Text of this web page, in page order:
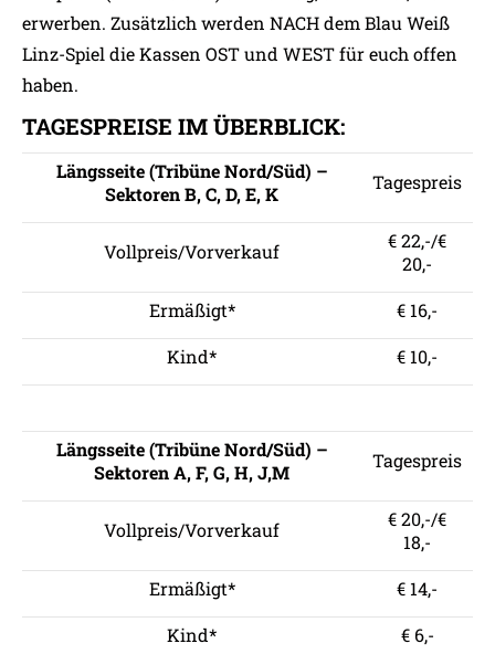
erwerben. Zusätzlich werden NACH dem Blau Weiß
Linz-Spiel die Kassen OST und WEST für euch offen
haben.
TAGESPREISE IM ÜBERBLICK:
Längsseite (Tribüne Nord/Süd) –
Sektoren B, C, D, E, K
Tagespreis
Vollpreis/Vorverkauf
€ 22,-/€
20,-
Ermäßigt*
€ 16,-
Kind*
€ 10,-
Längsseite (Tribüne Nord/Süd) –
Sektoren A, F, G, H, J,M
Tagespreis
Vollpreis/Vorverkauf
€ 20,-/€
18,-
Ermäßigt*
€ 14,-
Kind*
€ 6,-